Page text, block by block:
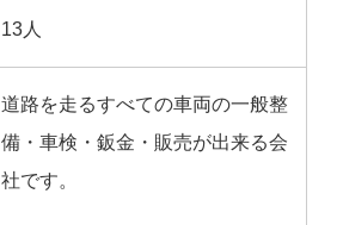
13人
道路を走るすべての車両の一般整
備・車検・鈑金・販売が出来る会
社です。